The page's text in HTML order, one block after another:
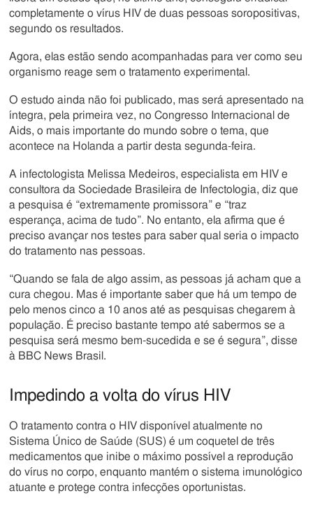
completamente o vírus HIV de duas pessoas soropositivas,
segundo os resultados.
Agora, elas estão sendo acompanhadas para ver como seu
organismo reage sem o tratamento experimental.
O estudo ainda não foi publicado, mas será apresentado na
íntegra, pela primeira vez, no Congresso Internacional de
Aids, o mais importante do mundo sobre o tema, que
acontece na Holanda a partir desta segunda-feira.
A infectologista Melissa Medeiros, especialista em HIV e
consultora da Sociedade Brasileira de Infectologia, diz que
a pesquisa é “extremamente promissora” e “traz
esperança, acima de tudo”. No entanto, ela afirma que é
preciso avançar nos testes para saber qual seria o impacto
do tratamento nas pessoas.
“Quando se fala de algo assim, as pessoas já acham que a
cura chegou. Mas é importante saber que há um tempo de
pelo menos cinco a 10 anos até as pesquisas chegarem à
população. É preciso bastante tempo até sabermos se a
pesquisa será mesmo bem-sucedida e se é segura”, disse
à BBC News Brasil.
Impedindo a volta do vírus HIV
O tratamento contra o HIV disponível atualmente no
Sistema Único de Saúde (SUS) é um coquetel de três
medicamentos que inibe o máximo possível a reprodução
do vírus no corpo, enquanto mantém o sistema imunológico
atuante e protege contra infecções oportunistas.